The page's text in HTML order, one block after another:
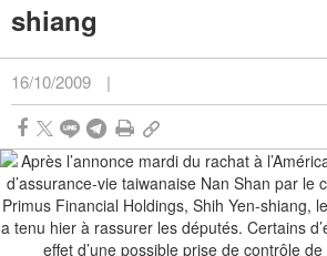
shiang
16/10/2009 |